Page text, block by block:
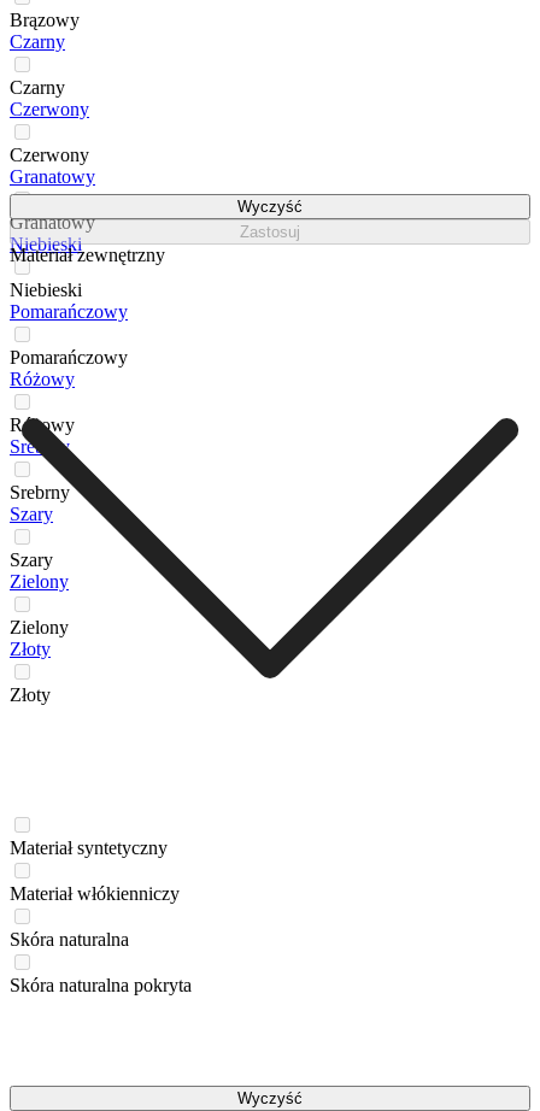
Brązowy
Czarny
Czarny
Czerwony
Czerwony
Granatowy
Granatowy
Niebieski
Niebieski
Pomarańczowy
Pomarańczowy
Różowy
Różowy
Srebrny
Srebrny
Szary
Szary
Zielony
Zielony
Złoty
Złoty
Wyczyść
Zastosuj
Materiał zewnętrzny
Materiał syntetyczny
Materiał włókienniczy
Skóra naturalna
Skóra naturalna pokryta
Wyczyść